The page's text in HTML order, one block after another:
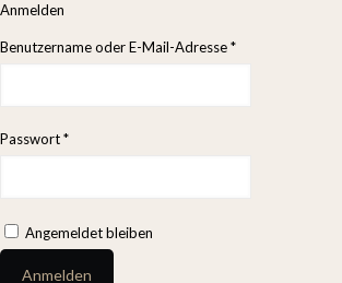
Anmelden
Benutzername oder E-Mail-Adresse*
Passwort*
Angemeldet bleiben
Anmelden